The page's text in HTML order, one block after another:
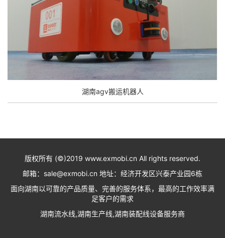
湖南agv搬运机器人
版权所有 (©)2019 www.exmobi.cn All rights reserved.
邮箱：sale@exmobi.cn 地址：经济开发区兴泰产业园6栋
面向湖南以可靠的产品质量、完善的服务体系，最高的工作效率满
足客户的需求
湖南流水线,湖南生产线,湖南装配线设备服务商